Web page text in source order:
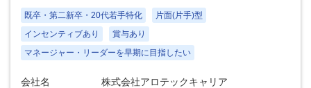
既卒・第二新卒・20代若手特化
片面(片手)型
インセンティブあり
賞与あり
マネージャー・リーダーを早期に目指したい
会社名
株式会社アロテックキャリア